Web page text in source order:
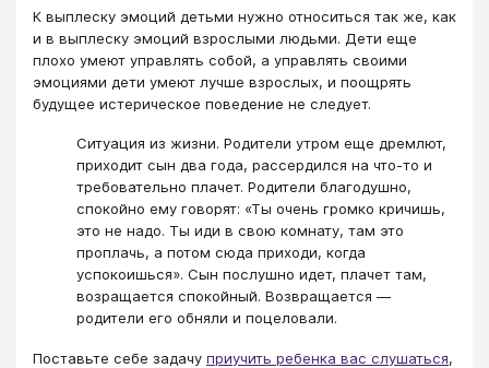
К выплеску эмоций детьми нужно относиться так же, как
и в выплеску эмоций взрослыми людьми. Дети еще
плохо умеют управлять собой, а управлять своими
эмоциями дети умеют лучше взрослых, и поощрять
будущее истерическое поведение не следует.
Ситуация из жизни. Родители утром еще дремлют,
приходит сын два года, рассердился на что-то и
требовательно плачет. Родители благодушно,
спокойно ему говорят: «Ты очень громко кричишь,
это не надо. Ты иди в свою комнату, там это
проплачь, а потом сюда приходи, когда
успокоишься». Сын послушно идет, плачет там,
возращается спокойный. Возвращается —
родители его обняли и поцеловали.
Поставьте себе задачу приучить ребенка вас слушаться,